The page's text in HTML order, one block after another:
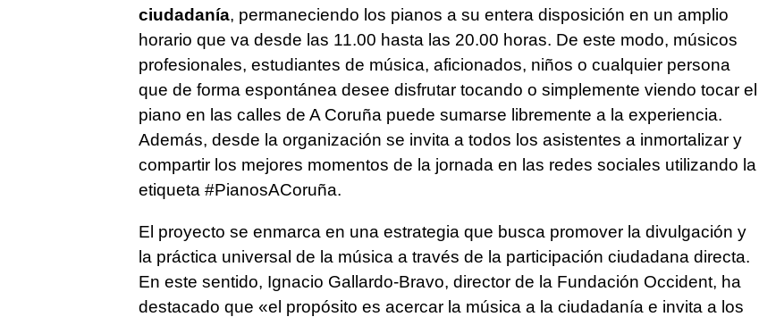
ciudadanía, permaneciendo los pianos a su entera disposición en un amplio
horario que va desde las 11.00 hasta las 20.00 horas. De este modo, músicos
profesionales, estudiantes de música, aficionados, niños o cualquier persona
que de forma espontánea desee disfrutar tocando o simplemente viendo tocar el
piano en las calles de A Coruña puede sumarse libremente a la experiencia.
Además, desde la organización se invita a todos los asistentes a inmortalizar y
compartir los mejores momentos de la jornada en las redes sociales utilizando la
etiqueta #PianosACoruña.
El proyecto se enmarca en una estrategia que busca promover la divulgación y
la práctica universal de la música a través de la participación ciudadana directa.
En este sentido, Ignacio Gallardo-Bravo, director de la Fundación Occident, ha
destacado que «el propósito es acercar la música a la ciudadanía e invita a los